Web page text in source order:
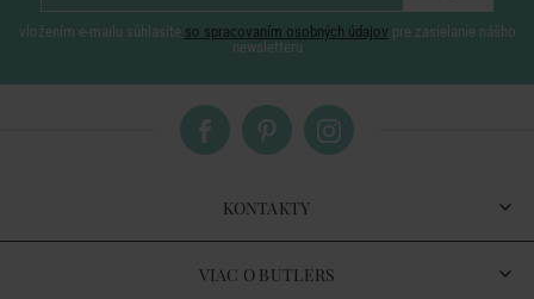
vložením e-mailu súhlasíte so spracovaním osobných údajov pre zasielanie nášho
newsletteru
KONTAKTY
VIAC O BUTLERS